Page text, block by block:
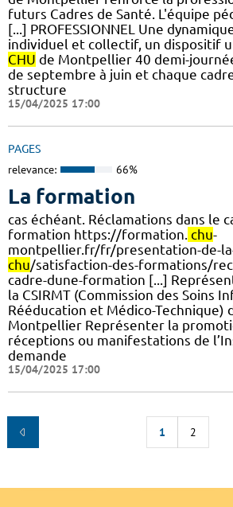
futurs Cadres de Santé. L'équipe
[...] PROFESSIONNEL Une
individuel et collectif, un dispositif
CHU de Montpellier 40 demi-
de septembre à juin et chaque
structure
15/04/2025 17:00
PAGES
relevance: 66%
La formation
cas échéant. Réclamations dans le
formation https://formation. chu-
montpellier.fr/fr/presentation-de-
chu/satisfaction-des-formations/
cadre-dune-formation [...]
la CSIRMT (Commission des Soins
Rééducation et Médico-Technique)
Montpellier Représenter la
réceptions ou manifestations de
demande
15/04/2025 17:00
1 2